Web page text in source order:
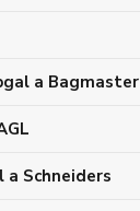
a Bagmaster
a Schneiders